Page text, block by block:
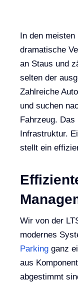
In den
dramatische
an Staus und
selten der
Zahlreiche
und suchen
Fahrzeug.
Infrastruktur.
stellt ein
Wir von der
modernes
Parkingganz
aus
abgestimmt